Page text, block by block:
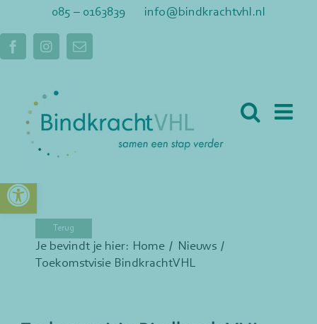
Toolbar openen
inhoud
085 – 0163839 info@bindkrachtvhl.nl
FacebookInstagram
E-
Je bevindt je hier: Home
Nieuws
Toekomstvisie BindkrachtVHL